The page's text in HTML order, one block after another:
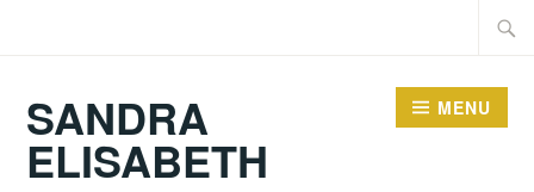
SANDRA
ELISABETH
MENU